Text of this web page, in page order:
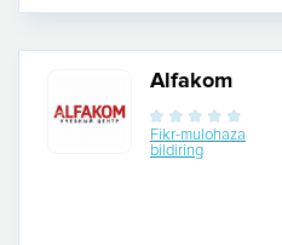
Alfakom
Fikr-mulohaza
bildiring